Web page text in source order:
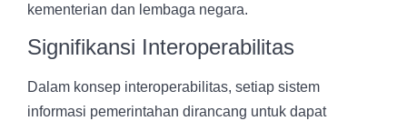
kementerian dan lembaga negara.
Signifikansi Interoperabilitas
Dalam konsep interoperabilitas, setiap sistem
informasi pemerintahan dirancang untuk dapat